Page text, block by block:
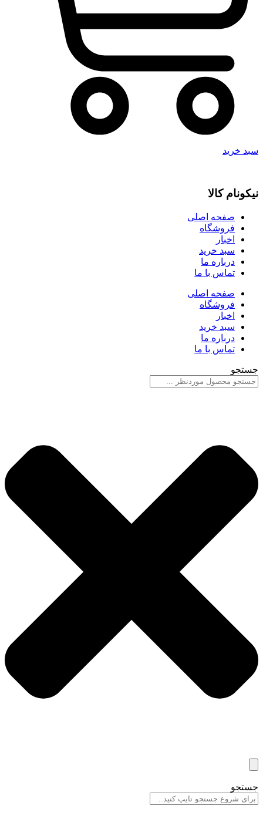
سبد خرید
نیکونام کالا
صفحه اصلی
فروشگاه
اخبار
سبد خرید
درباره ما
تماس با ما
صفحه اصلی
فروشگاه
اخبار
سبد خرید
درباره ما
تماس با ما
جستجو
جستجو